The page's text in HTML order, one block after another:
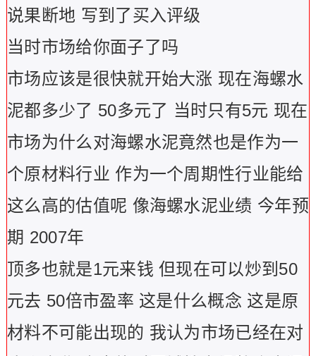
说果断地 写到了买入评级
当时市场给你面子了吗
市场应该是很快就开始大涨 现在海螺水
泥都多少了 50多元了 当时只有5元 现在
市场为什么对海螺水泥竟然也是作为一
个原材料行业 作为一个周期性行业能给
这么高的估值呢 像海螺水泥业绩 今年预
期 2007年
顶多也就是1元来钱 但现在可以炒到50
元去 50倍市盈率 这是什么概念 这是原
材料不可能出现的 我认为市场已经在对